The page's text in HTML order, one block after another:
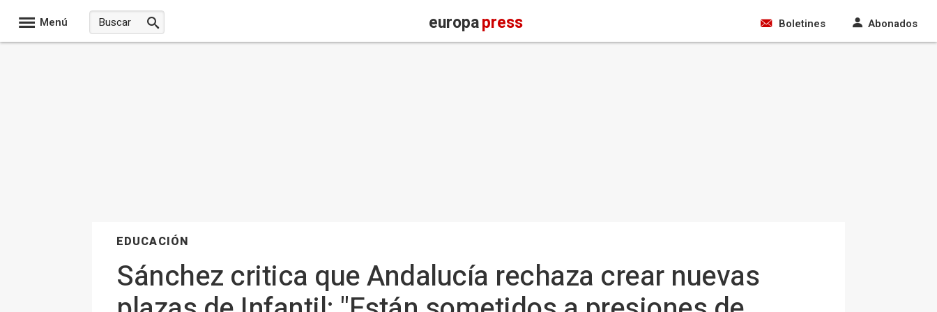
Menú europapress Boletines Abonados
EDUCACIÓN
Sánchez critica que Andalucía rechaza crear nuevas